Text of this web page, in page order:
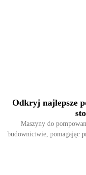
Odkryj najlepsze
Maszyny do
budownictwie, pomagając